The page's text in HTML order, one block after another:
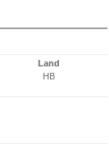
Land
HB